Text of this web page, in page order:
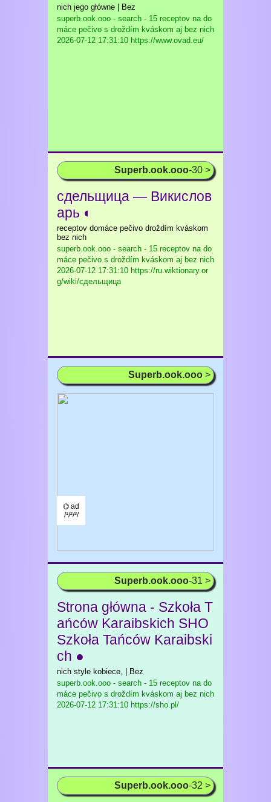
nich jego główne | Bez
superb.ook.ooo - search - 15 receptov na do
máce pečivo s droždím kváskom aj bez nich
2026-07-12 17:31:10 https://www.ovad.eu/
Superb.ook.ooo-30 >
сдельщица — Викислов
арь ◐
receptov domáce pečivo droždím kváskom
bez nich
superb.ook.ooo - search - 15 receptov na do
máce pečivo s droždím kváskom aj bez nich
2026-07-12 17:31:10 https://ru.wiktionary.or
g/wiki/сдельщица
Superb.ook.ooo >
⌬ ad
/¹/²/³/
Superb.ook.ooo-31 >
Strona główna - Szkoła T
ańców Karaibskich SHO
Szkoła Tańców Karaibski
ch ●
nich style kobiece, | Bez
superb.ook.ooo - search - 15 receptov na do
máce pečivo s droždím kváskom aj bez nich
2026-07-12 17:31:10 https://sho.pl/
Superb.ook.ooo-32 >